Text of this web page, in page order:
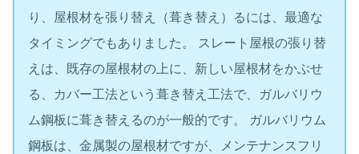
り、屋根材を張り替え（葺き替え）るには、最適な
タイミングでもありました。 スレート屋根の張り替
えは、既存の屋根材の上に、新しい屋根材をかぶせ
る、カバー工法という葺き替え工法で、ガルバリウ
ム鋼板に葺き替えるのが一般的です。 ガルバリウム
鋼板は、金属製の屋根材ですが、メンテナンスフリ